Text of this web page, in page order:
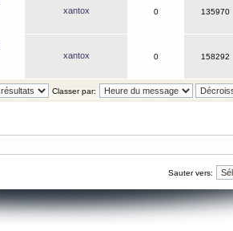
xantox 0 135970
xantox 0 158292
Classer par:
Sauter vers: